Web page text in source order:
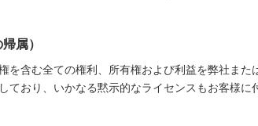
属）
を含む全ての権利、所有権および利益を弊社ま
ており、いかなる黙示的なライセンスもお客様に